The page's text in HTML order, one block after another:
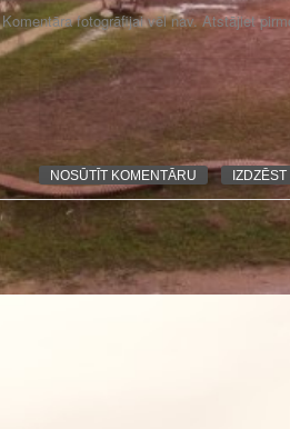
Komentāra fotogrāfijai vēl nav. Atstājiet